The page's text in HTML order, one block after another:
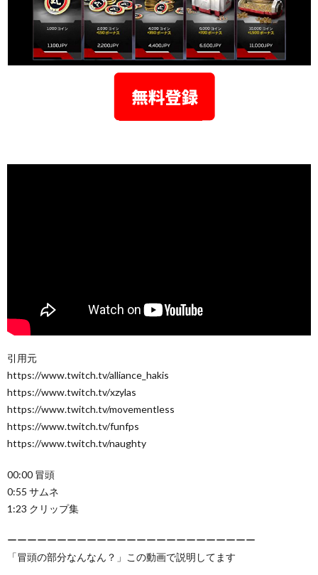
引用元
https://www.twitch.tv/alliance_hakis
https://www.twitch.tv/xzylas
https://www.twitch.tv/movementless
https://www.twitch.tv/funfps
https://www.twitch.tv/naughty
00:00 冒頭
0:55 サムネ
1:23 クリップ集
ーーーーーーーーーーーーーーーーーーーーーーーーー
「冒頭の部分なんなん？」この動画で説明してます